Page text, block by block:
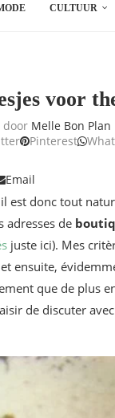
CULTUUR
voor
door Melle Bon Plan
Pinterest
Email
est donc tout
adresses de
juste ici). Mes
ensuite,
que de plus
de discuter